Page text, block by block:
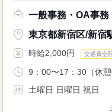
一般事務・OA事務
東京都新宿区/新宿
時給2,000円 交通費全
9：00〜17：30（休
土曜日 日曜日 祝日